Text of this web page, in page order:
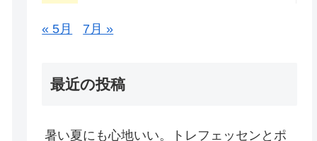
« 5月 7月 »
最近の投稿
暑い夏にも心地いい。トレフェッセンとポ